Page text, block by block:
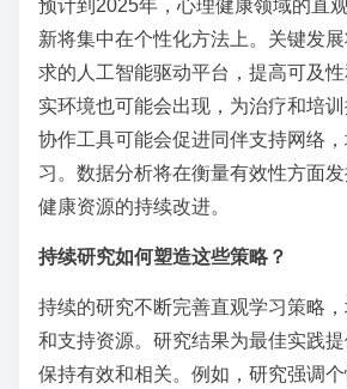
预计到2025年，心理健康领域的直
新将集中在个性化方法上。关键发
求的人工智能驱动平台，提高可及
实环境也可能会出现，为治疗和培训
协作工具可能会促进同伴支持网络
习。数据分析将在衡量有效性方面
健康资源的持续改进。
持续研究如何塑造这些策略？
持续的研究不断完善直观学习策略
和支持资源。研究结果为最佳实践
保持有效和相关。例如，研究强调